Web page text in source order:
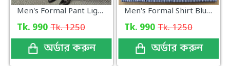
Men's Formal Pant Light Beige Micro Check Pattern
Tk. 990 Tk. 1250
অর্ডার করুন
Men's Formal Shirt Blue Mini Check
Tk. 990 Tk. 1250
অর্ডার করুন